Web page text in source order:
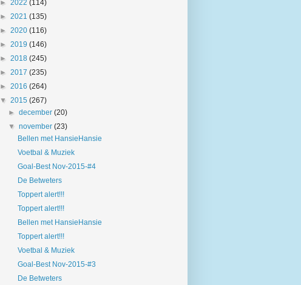
► 2022 (114)
► 2021 (135)
► 2020 (116)
► 2019 (146)
► 2018 (245)
► 2017 (235)
► 2016 (264)
▼ 2015 (267)
►december(20)
▼november(23)
Bellen met HansieHansie
Voetbal & Muziek
Goal-Best Nov-2015-#4
De Betweters
Toppert alert!!!
Toppert alert!!!
Bellen met HansieHansie
Toppert alert!!!
Voetbal & Muziek
Goal-Best Nov-2015-#3
De Betweters